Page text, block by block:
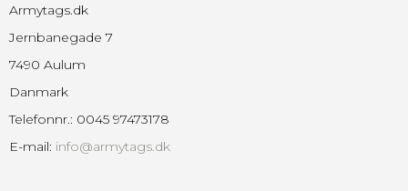
Armytags.dk
Jernbanegade 7
7490 Aulum
Danmark
Telefonnr.: 0045 97473178
E-mail: info@armytags.dk